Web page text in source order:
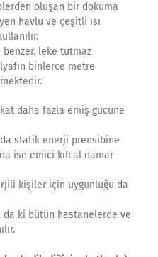
oluşan bir dokuma
havlu ve çeşitli ısı
leke tutmaz
binlerce metre
daha fazla emiş gücüne
statik enerji prensibine
ise emici kılcal damar
kişiler için uygunluğu da
da ki bütün hastanelerde ve